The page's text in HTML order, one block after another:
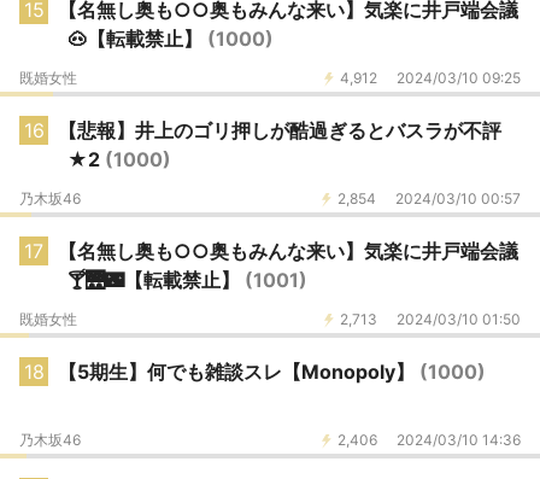
15
【名無し奥も○○奥もみんな来い】気楽に井戸端会議
🐽【転載禁止】 (1000)
4,912 2024/03/10 09:25
既婚女性
16
【悲報】井上のゴリ押しが酷過ぎるとバスラが不評
★2 (1000)
2,854 2024/03/10 00:57
乃木坂46
17
【名無し奥も○○奥もみんな来い】気楽に井戸端会議
🍸🌉🌃【転載禁止】 (1001)
2,713 2024/03/10 01:50
既婚女性
18 【5期生】何でも雑談スレ【Monopoly】 (1000)
2,406 2024/03/10 14:36
乃木坂46